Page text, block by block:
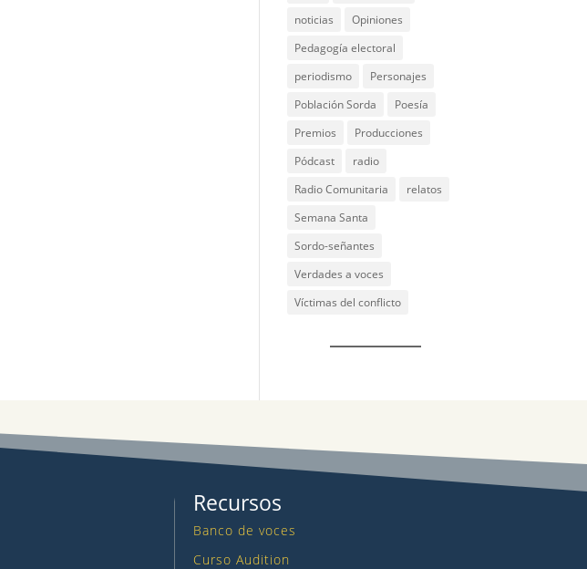
noticias
Opiniones
Pedagogía electoral
periodismo
Personajes
Población Sorda
Poesía
Premios
Producciones
Pódcast
radio
Radio Comunitaria
relatos
Semana Santa
Sordo-señantes
Verdades a voces
Víctimas del conflicto
Recursos
Banco de voces
Curso Audition